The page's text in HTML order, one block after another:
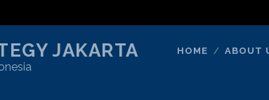
JAKARTA HOME ABOUT